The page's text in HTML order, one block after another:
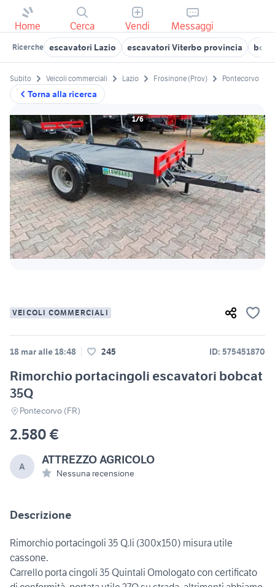
Home Cerca Vendi Messaggi
Ricerche escavatori Lazio escavatori Viterbo provincia
Torna alla ricerca
Subito Veicoli commerciali Lazio Frosinone (Prov) Pontecorvo
1/6
VEICOLI COMMERCIALI
18 mar alle 18:48 245 ID: 575451870
Rimorchio portacingoli escavatori bobcat
35Q
Pontecorvo (FR)
2.580 €
A ATTREZZO AGRICOLO
Nessuna recensione
Descrizione
Rimorchio portacingoli 35 Q.li (300x150) misura utile
cassone.
Carrello porta cingoli 35 Quintali Omologato con certificato